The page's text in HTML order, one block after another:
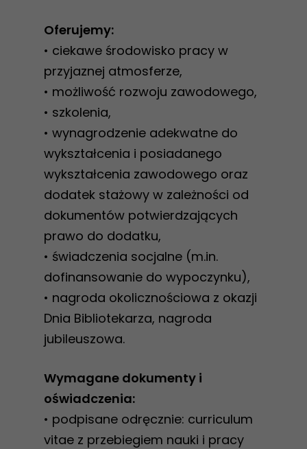
Oferujemy:
• ciekawe środowisko pracy w
przyjaznej atmosferze,
• możliwość rozwoju zawodowego,
• szkolenia,
• wynagrodzenie adekwatne do
wykształcenia i posiadanego
wykształcenia zawodowego oraz
dodatek stażowy w zależności od
dokumentów potwierdzających
prawo do dodatku,
• świadczenia socjalne (m.in.
dofinansowanie do wypoczynku),
• nagroda okolicznościowa z okazji
Dnia Bibliotekarza, nagroda
jubileuszowa.
Wymagane dokumenty i
oświadczenia:
• podpisane odręcznie: curriculum
vitae z przebiegiem nauki i pracy